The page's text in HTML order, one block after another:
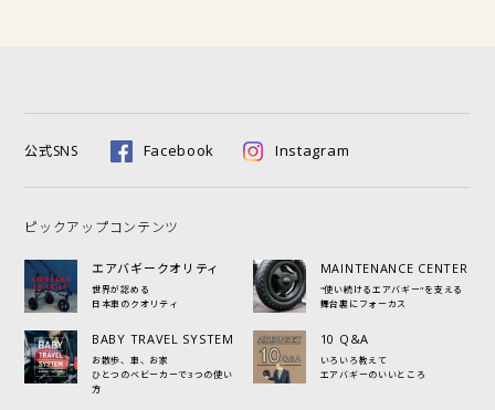
公式SNS Facebook Instagram
ピックアップコンテンツ
エアバギークオリティ
世界が認める
日本車のクオリティ
MAINTENANCE CENTER
"使い続けるエアバギー"を支える
舞台裏にフォーカス
BABY TRAVEL SYSTEM
お散歩、車、お家
ひとつのベビーカーで3つの使い
方
10 Q&A
いろいろ教えて
エアバギーのいいところ